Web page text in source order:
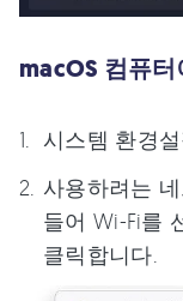
macOS 컴퓨
시스템 환경
사용하려는
들어 Wi-Fi를
클릭합니다.